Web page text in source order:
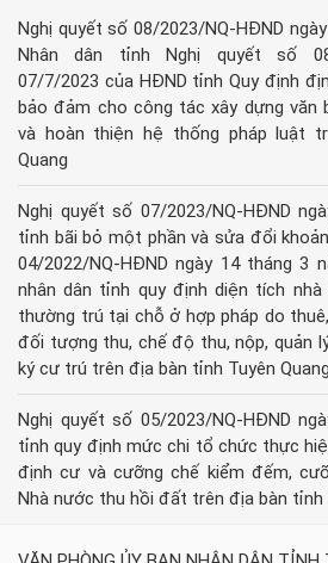
Nghị quyết số 08/2023/NQ-HĐND
Nhân dân tỉnh Nghị quyết số 08/
07/7/2023 của HĐND tỉnh Quy định
bảo đảm cho công tác xây dựng văn
và hoàn thiện hệ thống pháp luật
Quang
Nghị quyết số 07/2023/NQ-HĐND
tỉnh bãi bỏ một phần và sửa đổi
04/2022/NQ-HĐND ngày 14 tháng 3
nhân dân tỉnh quy định diện tích
thường trú tại chỗ ở hợp pháp do
đối tượng thu, chế độ thu, nộp, quản
ký cư trú trên địa bàn tỉnh Tuyên Quang
Nghị quyết số 05/2023/NQ-HĐND
tỉnh quy định mức chi tổ chức thực
định cư và cưỡng chế kiểm đếm,
Nhà nước thu hồi đất trên địa bàn tỉnh